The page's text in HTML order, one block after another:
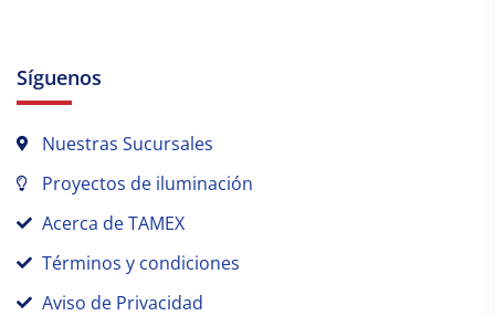
Síguenos
Nuestras Sucursales
Proyectos de iluminación
Acerca de TAMEX
Términos y condiciones
Aviso de Privacidad